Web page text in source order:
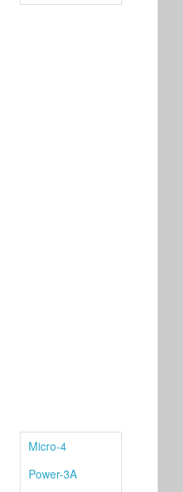
Micro-4
Power-3A